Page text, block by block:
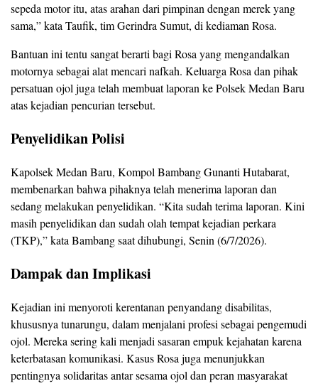
sepeda motor itu, atas arahan dari pimpinan dengan merek yang
sama,” kata Taufik, tim Gerindra Sumut, di kediaman Rosa.
Bantuan ini tentu sangat berarti bagi Rosa yang mengandalkan
motornya sebagai alat mencari nafkah. Keluarga Rosa dan pihak
persatuan ojol juga telah membuat laporan ke Polsek Medan Baru
atas kejadian pencurian tersebut.
Penyelidikan Polisi
Kapolsek Medan Baru, Kompol Bambang Gunanti Hutabarat,
membenarkan bahwa pihaknya telah menerima laporan dan
sedang melakukan penyelidikan. “Kita sudah terima laporan. Kini
masih penyelidikan dan sudah olah tempat kejadian perkara
(TKP),” kata Bambang saat dihubungi, Senin (6/7/2026).
Dampak dan Implikasi
Kejadian ini menyoroti kerentanan penyandang disabilitas,
khususnya tunarungu, dalam menjalani profesi sebagai pengemudi
ojol. Mereka sering kali menjadi sasaran empuk kejahatan karena
keterbatasan komunikasi. Kasus Rosa juga menunjukkan
pentingnya solidaritas antar sesama ojol dan peran masyarakat